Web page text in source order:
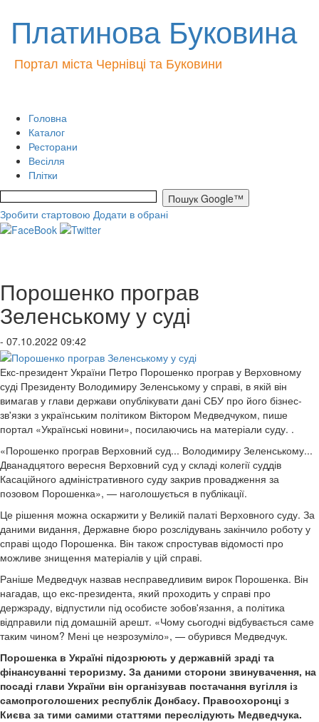
Платинова Буковина
Портал міста Чернівці та Буковини
Головна
Каталог
Ресторани
Весілля
Плітки
Зробити стартовою Додати в обрані
Порошенко програв
Зеленському у суді
- 07.10.2022 09:42
Екс-президент України Петро Порошенко програв у Верховному
суді Президенту Володимиру Зеленському у справі, в якій він
вимагав у глави держави опублікувати дані СБУ про його бізнес-
зв'язки з українським політиком Віктором Медведчуком, пише
портал «Українські новини», посилаючись на матеріали суду. .
«Порошенко програв Верховний суд... Володимиру Зеленському...
Дванадцятого вересня Верховний суд у складі колегії суддів
Касаційного адміністративного суду закрив провадження за
позовом Порошенка», — наголошується в публікації.
Це рішення можна оскаржити у Великій палаті Верховного суду. За
даними видання, Державне бюро розслідувань закінчило роботу у
справі щодо Порошенка. Він також спростував відомості про
можливе знищення матеріалів у цій справі.
Раніше Медведчук назвав несправедливим вирок Порошенка. Він
нагадав, що екс-президента, який проходить у справі про
держзраду, відпустили під особисте зобов'язання, а політика
відправили під домашній арешт. «Чому сьогодні відбувається саме
таким чином? Мені це незрозуміло», — обурився Медведчук.
Порошенка в Україні підозрюють у державній зраді та
фінансуванні тероризму. За даними сторони звинувачення, на
посаді глави України він організував постачання вугілля із
самопроголошених республік Донбасу. Правоохоронці з
Києва за тими самими статтями переслідують Медведчука.